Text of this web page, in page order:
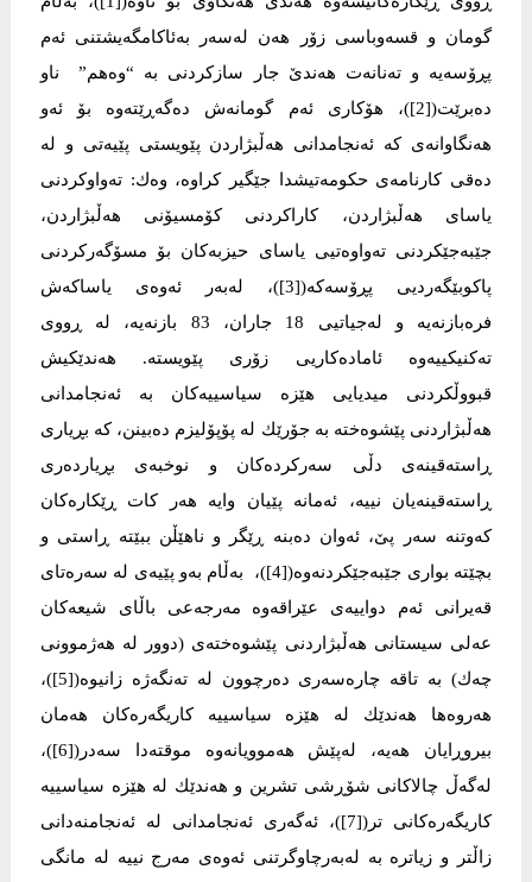
گومان و قسەوباسی زۆر هەن لەسەر بەئاكامگەیشتنی ئەم
پڕۆسەیە و تەنانەت هەندێ جار سازكردنی بە “وەهم” ناو
دەبرێت([2])، هۆكاری ئەم گومانەش دەگەڕێتەوە بۆ ئەو
هەنگاوانەی كە ئەنجامدانی هەڵبژاردن پێویستی پێیەتی و لە
دەقی كارنامەی حكومەتیشدا جێگیر كراوە، وەك: تەواوكردنی
یاسای هەڵبژاردن، كاراكردنی كۆمسیۆنی هەڵبژاردن،
جێبەجێكردنی تەواوەتیی یاسای حیزبەكان بۆ مسۆگەركردنی
پاكوبێگەردیی پڕۆسەكە([3])، لەبەر ئەوەی یاساكەش
فرەبازنەیە و لەجیاتیی 18 جاران، 83 بازنەیە، لە ڕووی
تەكنیكییەوە ئامادەكاریی زۆری پێویستە. هەندێكیش
قبووڵكردنی میدیایی هێزە سیاسییەكان بە ئەنجامدانی
هەڵبژاردنی پێشوەختە بە جۆرێك لە پۆپۆلیزم دەبینن، كە بڕیاری
ڕاستەقینەی دڵی سەركردەكان و نوخبەی بڕیاردەری
ڕاستەقینەیان نییە، ئەمانە پێیان وایە هەر كات ڕێكارەكان
كەوتنە سەر پێ، ئەوان دەبنە ڕێگر و ناهێڵن ببێتە ڕاستی و
بچێتە بواری جێبەجێكردنەوە([4])، بەڵام بەو پێیەی لە سەرەتای
قەیرانی ئەم دواییەی عێراقەوە مەرجەعی باڵای شیعەكان
عەلی سیستانی هەڵبژاردنی پێشوەختەی (دوور لە هەژموونی
چەك) بە تاقە چارەسەری دەرچوون لە تەنگەژە زانیوە([5])،
هەروەها هەندێك لە هێزە سیاسییە كاریگەرەكان هەمان
بیروڕایان هەیە، لەپێش هەموویانەوە موقتەدا سەدر([6])،
لەگەڵ چالاكانی شۆڕشی تشرین و هەندێك لە هێزە سیاسییە
كاریگەرەكانی تر([7])، ئەگەری ئەنجامدانی لە ئەنجامنەدانی
زاڵتر و زیاترە بە لەبەرچاوگرتنی ئەوەی مەرج نییە لە مانگی